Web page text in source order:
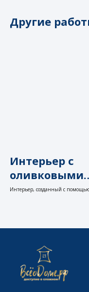
Другие
Интерьер с
оливковыми
нотами от
Интерьер, созданный с
+7 499 377 70
Итальянское
Fabio De Luсa